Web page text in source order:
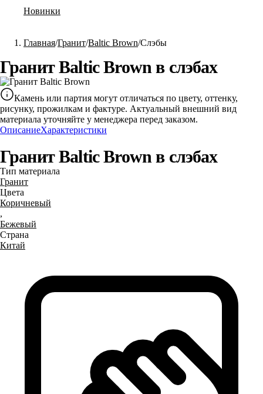
Новинки
Главная Гранит Baltic Brown Слэбы
Гранит Baltic Brown в слэбах
Камень или партия могут отличаться по цвету, оттенку,
рисунку, прожилкам и фактуре. Актуальный внешний вид
материала уточняйте у менеджера перед заказом.
ОписаниеХарактеристики
Гранит Baltic Brown в слэбах
Тип материала
Гранит
Цвета
Коричневый
,
Бежевый
Страна
Китай